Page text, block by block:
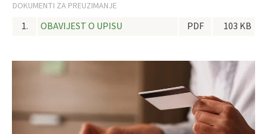
DOKUMENTI ZA PREUZIMANJE
1. OBAVIJEST O UPISU PDF 103 KB